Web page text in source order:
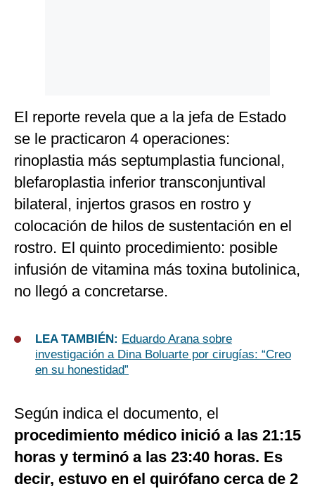
El reporte revela que a la jefa de Estado
se le practicaron 4 operaciones:
rinoplastia más septumplastia funcional,
blefaroplastia inferior transconjuntival
bilateral, injertos grasos en rostro y
colocación de hilos de sustentación en el
rostro. El quinto procedimiento: posible
infusión de vitamina más toxina butolinica,
no llegó a concretarse.
LEA TAMBIÉN: Eduardo Arana sobre
investigación a Dina Boluarte por cirugías: “Creo
en su honestidad”
Según indica el documento, el
procedimiento médico inició a las 21:15
horas y terminó a las 23:40 horas. Es
decir, estuvo en el quirófano cerca de 2